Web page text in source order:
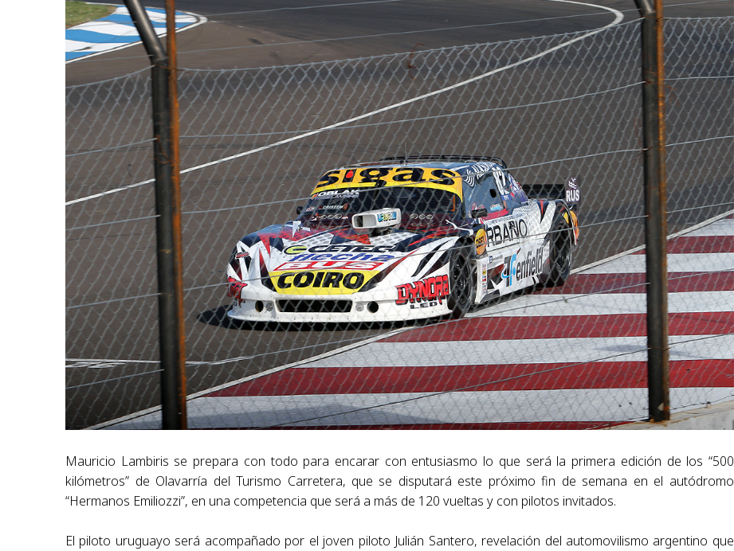
Mauricio Lambiris se prepara con todo para encarar con entusiasmo lo que será la primera edición de los “500
kilómetros” de Olavarría del Turismo Carretera, que se disputará este próximo fin de semana en el autódromo
“Hermanos Emiliozzi”, en una competencia que será a más de 120 vueltas y con pilotos invitados.
El piloto uruguayo será acompañado por el joven piloto Julián Santero, revelación del automovilismo argentino que